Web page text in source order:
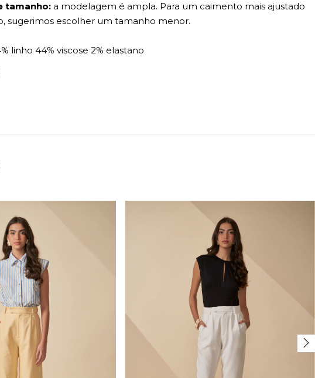
tamanho: a modelagem é ampla. Para um caimento mais ajustado
sugerimos escolher um tamanho menor.
linho 44% viscose 2% elastano